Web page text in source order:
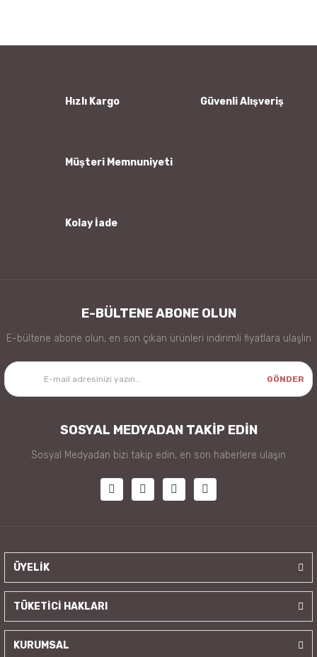
Ürün bilgilerinde hatalar bulunuyor.
Hızlı Kargo Güvenli Alışveriş
Müşteri Memnuniyeti
Kolay İade
E-BÜLTENE ABONE OLUN
E-bültene abone olun, en son çıkan ürünleri indirimli fiyatlara ulaşlın
GÖNDER
SOSYAL MEDYADAN TAKİP EDİN
Sosyal Medyadan bizi takip edin, en son haberlere ulaşın
ÜYELİK
TÜKETİCİ HAKLARI
KURUMSAL